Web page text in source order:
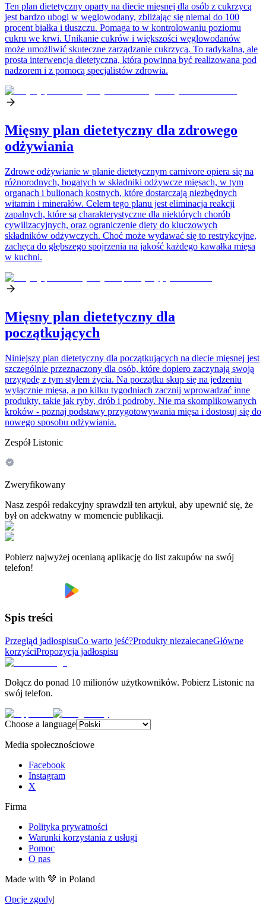
Ten plan dietetyczny oparty na diecie mięsnej dla osób z cukrzycą
jest bardzo ubogi w węglowodany, zbliżając się niemal do 100
procent białka i tłuszczu. Pomaga to w kontrolowaniu poziomu
cukru we krwi. Unikanie cukrów i większości węglowodanów
może umożliwić skuteczne zarządzanie cukrzycą. To radykalna, ale
prosta interwencja dietetyczna, która powinna być realizowana pod
nadzorem i z pomocą specjalistów zdrowia.
Mięsny plan dietetyczny dla zdrowego
odżywiania
Zdrowe odżywianie w planie dietetycznym carnivore opiera się na
różnorodnych, bogatych w składniki odżywcze mięsach, w tym
organach i bulionach kostnych, które dostarczają niezbędnych
witamin i minerałów. Celem tego planu jest eliminacja reakcji
zapalnych, które są charakterystyczne dla niektórych chorób
cywilizacyjnych, oraz ograniczenie diety do kluczowych
składników odżywczych. Choć może wydawać się to restrykcyjne,
zachęca do głębszego spojrzenia na jakość każdego kawałka mięsa
w kuchni.
Mięsny plan dietetyczny dla
początkujących
Niniejszy plan dietetyczny dla początkujących na diecie mięsnej jest
szczególnie przeznaczony dla osób, które dopiero zaczynają swoją
przygodę z tym stylem życia. Na początku skup się na jedzeniu
wyłącznie mięsa, a po kilku tygodniach zacznij wprowadzać inne
produkty, takie jak ryby, drób i podroby. Nie ma skomplikowanych
kroków - poznaj podstawy przygotowywania mięsa i dostosuj się do
nowego sposobu odżywiania.
Zespół Listonic
Zweryfikowany
Nasz zespół redakcyjny sprawdził ten artykuł, aby upewnić się, że
był on adekwatny w momencie publikacji.
Pobierz najwyżej ocenianą aplikację do list zakupów na swój
telefon!
Spis treści
Przegląd jadłospisuCo warto jeść?Produkty niezalecaneGłówne
korzyściPropozycja jadłospisu
Dołącz do ponad 10 milionów użytkowników. Pobierz Listonic na
swój telefon.
Choose a language
Media społecznościowe
Facebook
Instagram
X
Firma
Polityka prywatności
Warunki korzystania z usługi
Pomoc
O nas
Made with 💚 in Poland
Opcje zgody|